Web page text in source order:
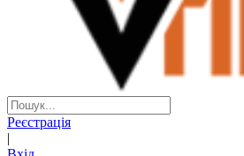
Реєстрація
|